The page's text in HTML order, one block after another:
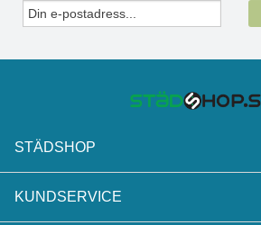
STÄDSHOP
KUNDSERVICE